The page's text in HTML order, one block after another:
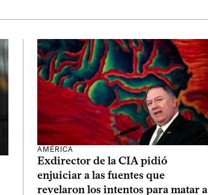
AMÉRICA
Exdirector de la CIA pidió
enjuiciar a las fuentes que
revelaron los intentos para matar a